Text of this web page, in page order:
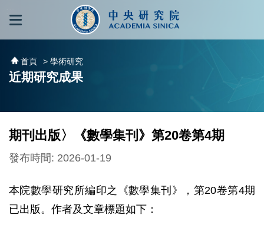
跳到主要內容區塊
首頁 > 學術研究
近期研究成果
期刊出版〉《數學集刊》第20卷第4期
發布時間: 2026-01-19
本院數學研究所編印之《數學集刊》，第20卷第4期
已出版。作者及文章標題如下：